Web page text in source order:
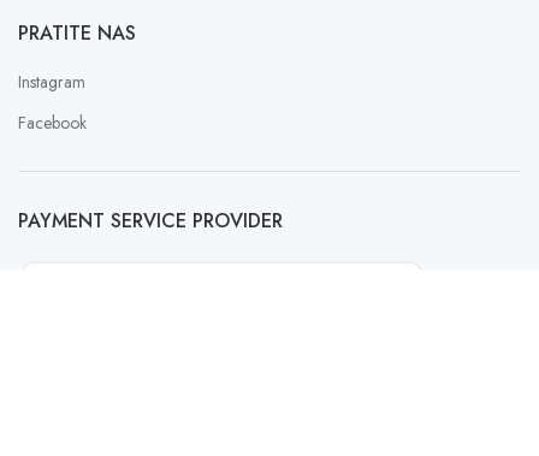
PRATITE NAS
Instagram
Facebook
PAYMENT SERVICE PROVIDER